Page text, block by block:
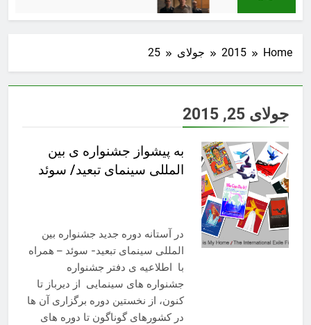
Home
2015 جولای 25
جولای 25, 2015
به پیشواز جشنواره ی بین
المللی سینمای تبعید/ سوئد
در آستانه دوره جدید جشنواره بین
المللی سینمای تبعید- سوئد – همراه
با اطلاعیه ی دفتر جشنواره
جشنواره های سینمایی از دیرباز تا
کنون، از نخستین دوره برگزاری آن ها
در کشورهای گوناگون تا دوره های